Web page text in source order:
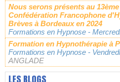
Nous serons présents au
Confédération Francophone
Brèves à Bordeaux en 2024
Formations en Hypnose -
Formation en Hypnothérapie à
Formations en Hypnose -
ANGLADE
LES BLOGS